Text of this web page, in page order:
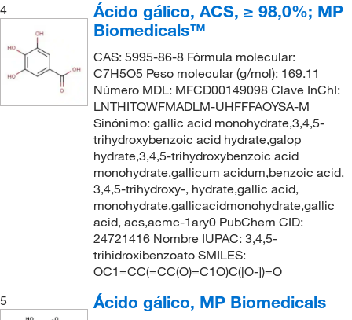
4
Ácido gálico, ACS, ≥ 98,0%; MP
Biomedicals™
CAS: 5995-86-8 Fórmula molecular:
C7H5O5 Peso molecular (g/mol): 169.11
Número MDL: MFCD00149098 Clave InChI:
LNTHITQWFMADLM-UHFFFAOYSA-M
Sinónimo: gallic acid monohydrate,3,4,5-
trihydroxybenzoic acid hydrate,galop
hydrate,3,4,5-trihydroxybenzoic acid
monohydrate,gallicum acidum,benzoic acid,
3,4,5-trihydroxy-, hydrate,gallic acid,
monohydrate,gallicacidmonohydrate,gallic
acid, acs,acmc-1ary0 PubChem CID:
24721416 Nombre IUPAC: 3,4,5-
trihidroxibenzoato SMILES:
OC1=CC(=CC(O)=C1O)C([O-])=O
5
Ácido gálico, MP Biomedicals